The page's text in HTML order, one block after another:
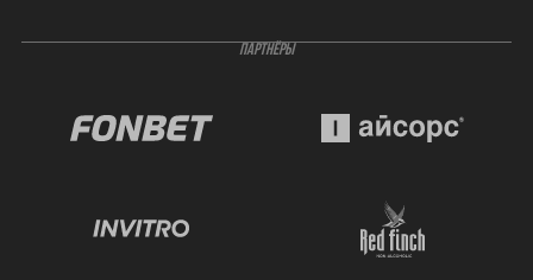
ПАРТНЁРЫ